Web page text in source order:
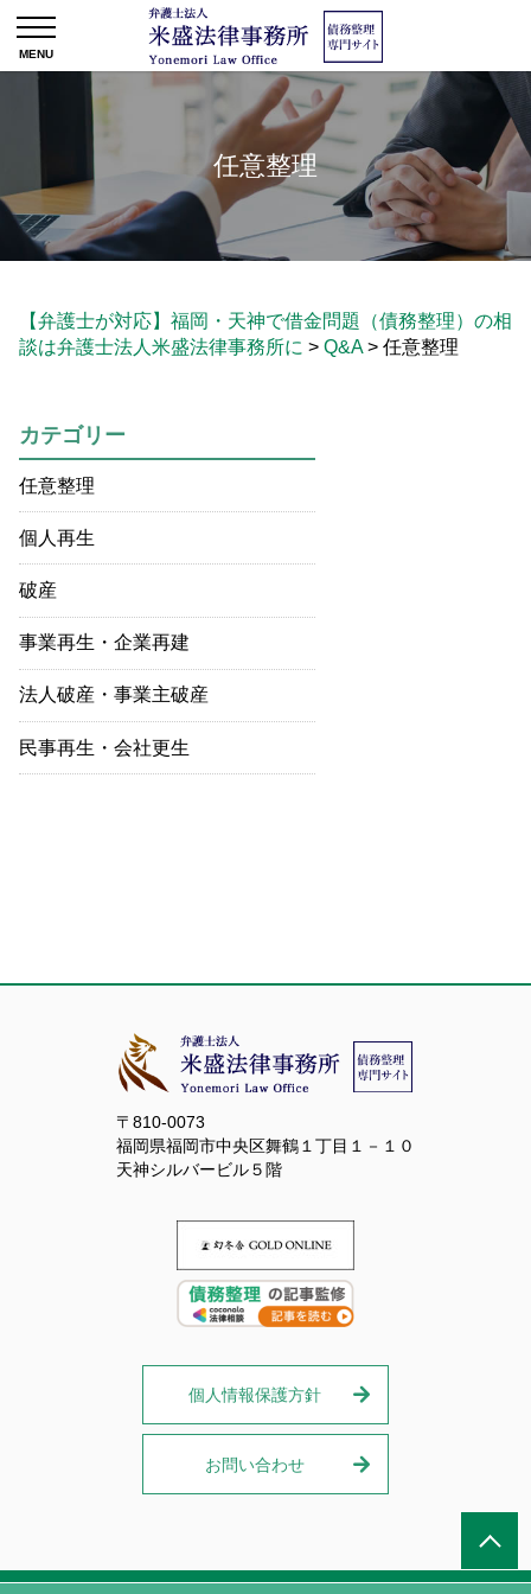
任意整理
【弁護士が対応】福岡・天神で借金問題（債務整理）の相
談は弁護士法人米盛法律事務所に > Q&A> 任意整理
カテゴリー
任意整理
個人再生
破産
事業再生・企業再建
法人破産・事業主破産
民事再生・会社更生
〒810-0073
福岡県福岡市中央区舞鶴１丁目１－１０
天神シルバービル５階
個人情報保護方針
お問い合わせ